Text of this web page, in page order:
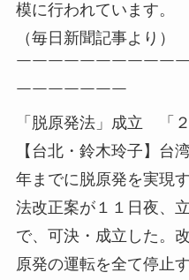
模に行われています。
（毎日新聞記事より）
￣￣￣￣￣￣￣￣￣￣
￣￣￣￣￣￣￣
「脱原発法」成立 「
【台北・鈴木玲子】台
年までに脱原発を実現
法改正案が１１日夜、
で、可決・成立した。
原発の運転を全て停止